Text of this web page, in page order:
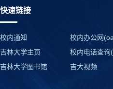
快速链接
校内通知 校内办公网
吉林大学主页
校内电话查询
吉林大学图书馆
吉大视频